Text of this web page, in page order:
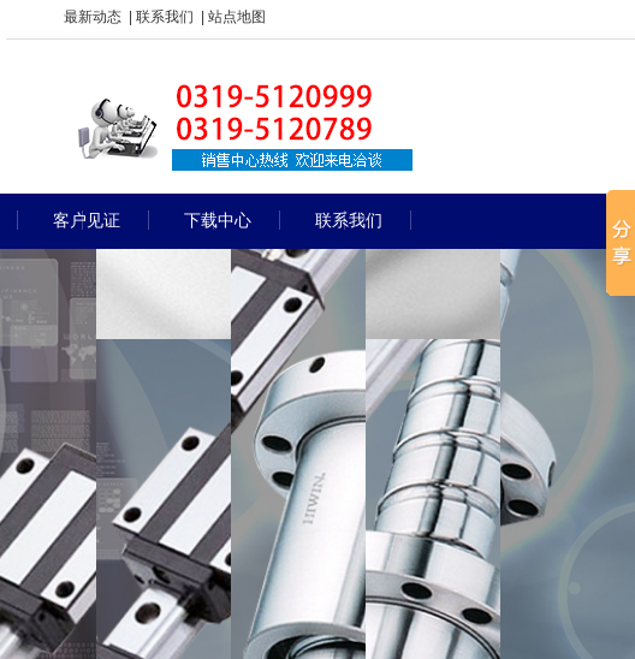
最新动态 联系我们 站点地图
客户见证 下载中心 联系我们